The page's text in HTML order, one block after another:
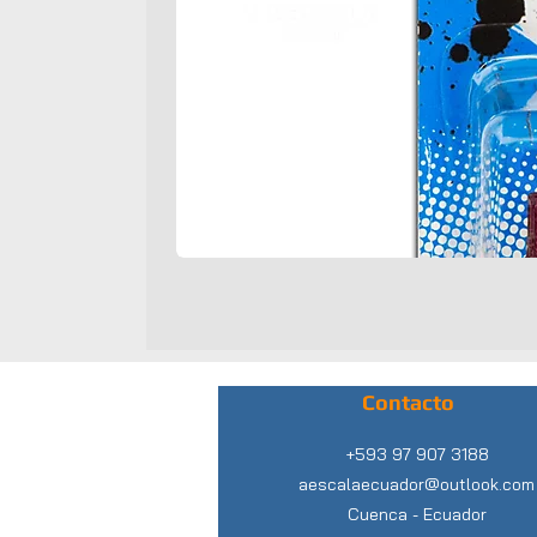
Contacto
+593 97 907 3188
aescalaecuador@outlook.com
Cuenca - Ecuador